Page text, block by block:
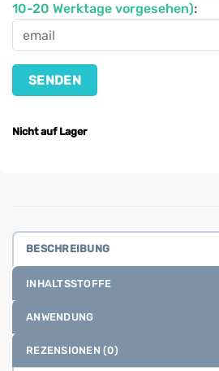
10-20 Werktage vorgesehen):
Nicht auf Lager
BESCHREIBUNG
INHALTSSTOFFE
ANWENDUNG
REZENSIONEN (0)